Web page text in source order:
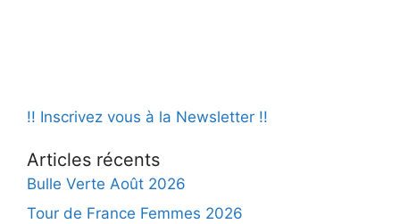
!! Inscrivez vous à la Newsletter !!
Articles récents
Bulle Verte Août 2026
Tour de France Femmes 2026